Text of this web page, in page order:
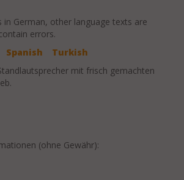
in German, other language texts are
errors.
Spanish
Turkish
mit frisch gemachten
(ohne Gewähr):